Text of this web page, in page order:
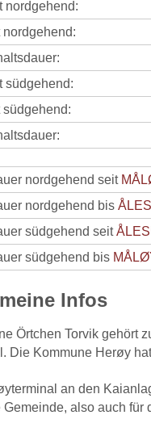
nordgehend:
nordgehend:
südgehend:
südgehend:
nordgehend seit
nordgehend bis
südgehend seit
südgehend bis
Infos
Örtchen Torvik gehört
Die Kommune Herøy
an den
Gemeinde, also auch für